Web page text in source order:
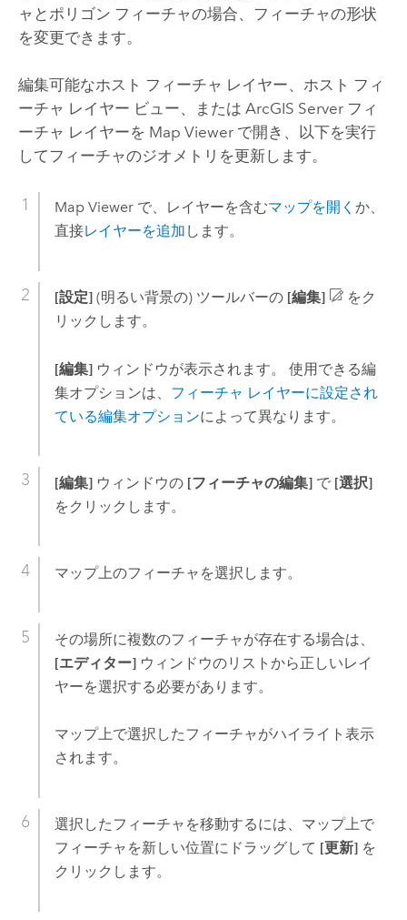
ャとポリゴン フィーチャの場合、フィーチャの形状
を変更できます。
編集可能なホスト フィーチャ レイヤー、ホスト フィ
ーチャ レイヤー ビュー、または ArcGIS Serverフィ
ーチャ レイヤーを Map Viewerで開き、以下を実行
してフィーチャのジオメトリを更新します。
Map Viewerで、レイヤーを含むマップを開く か、
直接レイヤーを追加 します。
[設定](明るい背景の) ツールバーの [編集]
をク
リックします。
[編集]ウィンドウが表示されます。 使用できる編
集オプションは、 フィーチャ レイヤーに設定され
ている編集オプションによって異なります。
[編集]ウィンドウの [フィーチャの編集]で [選択]
をクリックします。
マップ上のフィーチャを選択します。
その場所に複数のフィーチャが存在する場合は、
[エディター]ウィンドウのリストから正しいレイ
ヤーを選択する必要があります。
マップ上で選択したフィーチャがハイライト表示
されます。
選択したフィーチャを移動するには、マップ上で
フィーチャを新しい位置にドラッグして [更新]を
クリックします。